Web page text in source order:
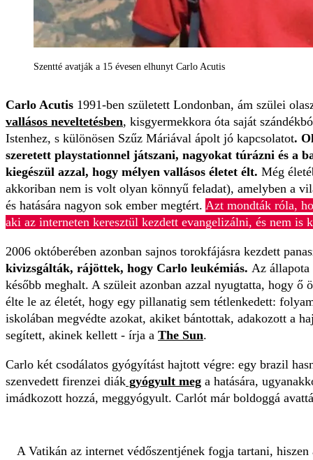
Szentté avatják a 15 évesen elhunyt Carlo Acutis
Carlo Acutis 1991-ben született Londonban, ám szülei
vallásos neveltetésben, kisgyermekkora óta saját
Istenhez, s különösen Szűz Máriával ápolt jó kapcsolatot.
szeretett playstationnel játszani, nagyokat túrázni és a
kiegészül azzal, hogy mélyen vallásos életet élt. Még
akkoriban nem is volt olyan könnyű feladat), amelyben a
és hatására nagyon sok ember megtért. Azt mondták róla,
aki az interneten keresztül kezdett evangelizálni, és nem is
2006 októberében azonban sajnos torokfájásra kezdett
kivizsgálták, rájöttek, hogy Carlo leukémiás. Az állapota
később meghalt. A szüleit azonban azzal nyugtatta, hogy ő
élte le az életét, hogy egy pillanatig sem tétlenkedett:
iskolában megvédte azokat, akiket bántottak, adakozott a
segített, akinek kellett - írja a The Sun.
Carlo két csodálatos gyógyítást hajtott végre: egy brazil
szenvedett firenzei diák gyógyult meg a hatására,
imádkozott hozzá, meggyógyult. Carlót már boldoggá
A Vatikán az internet védőszentjének fogja tartani,